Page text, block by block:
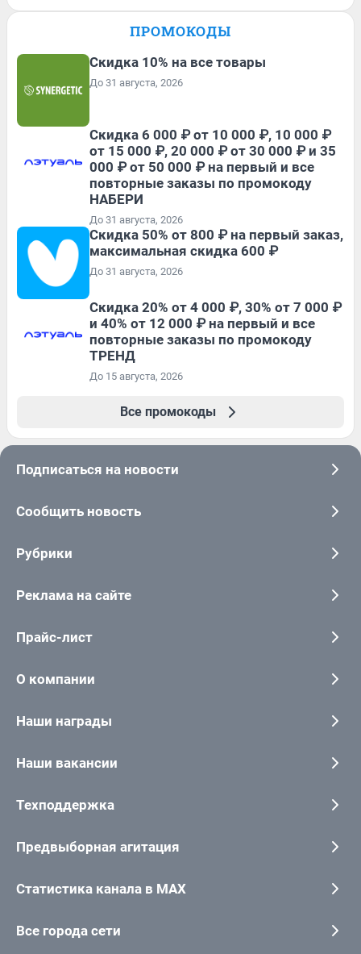
ПРОМОКОДЫ
Скидка 10% на все товары
До 31 августа, 2026
Скидка 6 000 ₽ от 10 000 ₽, 10 000 ₽
от 15 000 ₽, 20 000 ₽ от 30 000 ₽ и 35
000 ₽ от 50 000 ₽ на первый и все
повторные заказы по промокоду
НАБЕРИ
До 31 августа, 2026
Скидка 50% от 800 ₽ на первый заказ,
максимальная скидка 600 ₽
До 31 августа, 2026
Скидка 20% от 4 000 ₽, 30% от 7 000 ₽
и 40% от 12 000 ₽ на первый и все
повторные заказы по промокоду
ТРЕНД
До 15 августа, 2026
Все промокоды
Подписаться на новости
Сообщить новость
Рубрики
Реклама на сайте
Прайс-лист
О компании
Наши награды
Наши вакансии
Техподдержка
Предвыборная агитация
Статистика канала в MAX
Все города сети